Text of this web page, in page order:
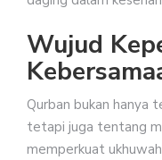
Wujud
Qurban bukan hanya
tetapi juga tentang
memperkuat